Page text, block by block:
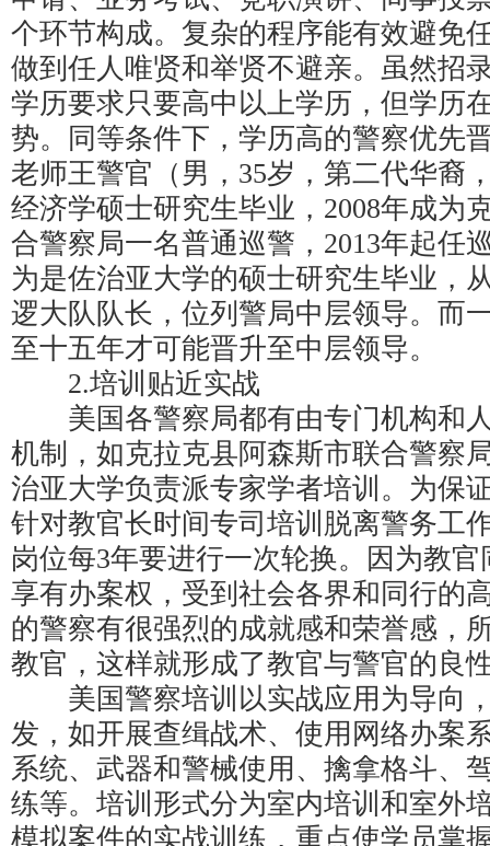
个环节构成。复杂的程序能有效避免
做到任人唯贤和举贤不避亲。虽然招
学历要求只要高中以上学历，但学历
势。同等条件下，学历高的警察优先
老师王警官（男，35岁，第二代华裔
经济学硕士研究生毕业，2008年成为
合警察局一名普通巡警，2013年起任
为是佐治亚大学的硕士研究生毕业，
逻大队队长，位列警局中层领导。而
至十五年才可能晋升至中层领导。
2.培训贴近实战
美国各警察局都有由专门机构和
机制，如克拉克县阿森斯市联合警察
治亚大学负责派专家学者培训。为保
针对教官长时间专司培训脱离警务工
岗位每3年要进行一次轮换。因为教
享有办案权，受到社会各界和同行的
的警察有很强烈的成就感和荣誉感，
教官，这样就形成了教官与警官的良
美国警察培训以实战应用为导向
发，如开展查缉战术、使用网络办案
系统、武器和警械使用、擒拿格斗、
练等。培训形式分为室内培训和室外
模拟案件的实战训练，重点使学员掌